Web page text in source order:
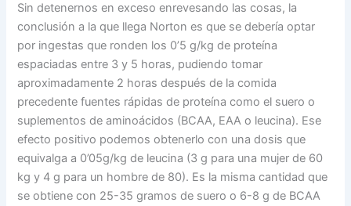
Sin detenernos en exceso enrevesando las cosas, la
conclusión a la que llega Norton es que se debería optar
por ingestas que ronden los 0’5 g/kg de proteína
espaciadas entre 3 y 5 horas, pudiendo tomar
aproximadamente 2 horas después de la comida
precedente fuentes rápidas de proteína como el suero o
suplementos de aminoácidos (BCAA, EAA o leucina). Ese
efecto positivo podemos obtenerlo con una dosis que
equivalga a 0’05g/kg de leucina (3 g para una mujer de 60
kg y 4 g para un hombre de 80). Es la misma cantidad que
se obtiene con 25-35 gramos de suero o 6-8 g de BCAA